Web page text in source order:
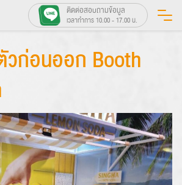
ติดต่อสอบถามข้อมูล
เวลาทำการ 10.00 - 17.00 น.
วก่อนออก Booth